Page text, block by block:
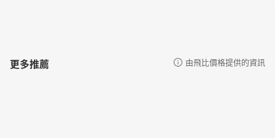
更多推薦 由飛比價格提供的資訊